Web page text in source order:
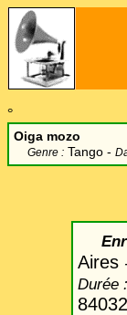
°
Oiga mozo
Genre : Tango -
Aires
Durée :